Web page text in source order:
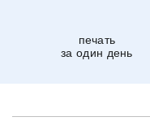
печать
за один день